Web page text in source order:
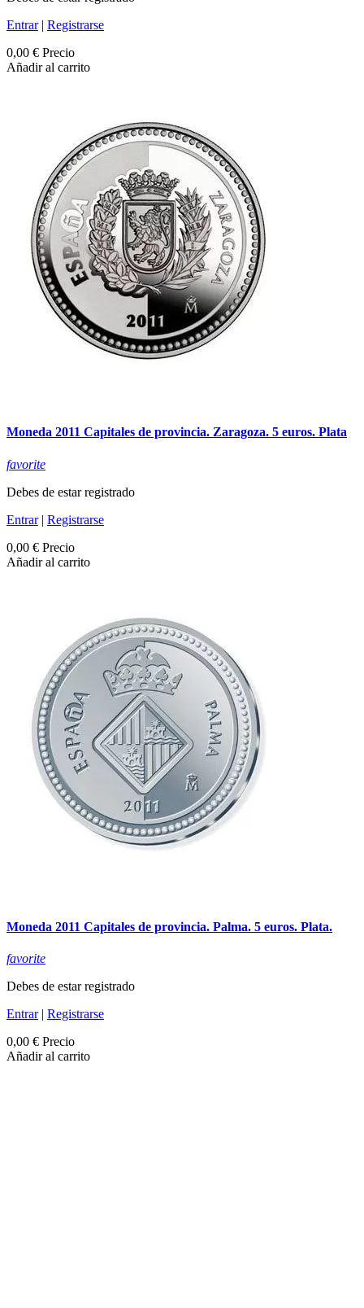
Entrar| Registrarse
0,00 € Precio
Añadir al carrito
Moneda 2011 Capitales de provincia. Zaragoza. 5 euros. Plata
favorite
Debes de estar registrado
Entrar| Registrarse
0,00 € Precio
Añadir al carrito
Moneda 2011 Capitales de provincia. Palma. 5 euros. Plata.
favorite
Debes de estar registrado
Entrar| Registrarse
0,00 € Precio
Añadir al carrito